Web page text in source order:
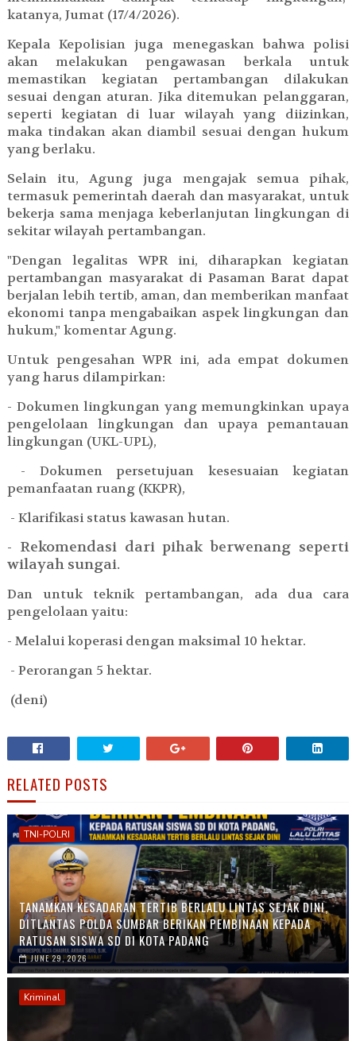
katanya, Jumat (17/4/2026).
Kepala Kepolisian juga menegaskan bahwa polisi
akan melakukan pengawasan berkala untuk
memastikan kegiatan pertambangan dilakukan
sesuai dengan aturan. Jika ditemukan pelanggaran,
seperti kegiatan di luar wilayah yang diizinkan,
maka tindakan akan diambil sesuai dengan hukum
yang berlaku.
Selain itu, Agung juga mengajak semua pihak,
termasuk pemerintah daerah dan masyarakat, untuk
bekerja sama menjaga keberlanjutan lingkungan di
sekitar wilayah pertambangan.
"Dengan legalitas WPR ini, diharapkan kegiatan
pertambangan masyarakat di Pasaman Barat dapat
berjalan lebih tertib, aman, dan memberikan manfaat
ekonomi tanpa mengabaikan aspek lingkungan dan
hukum," komentar Agung.
Untuk pengesahan WPR ini, ada empat dokumen
yang harus dilampirkan:
- Dokumen lingkungan yang memungkinkan upaya
pengelolaan lingkungan dan upaya pemantauan
lingkungan (UKL-UPL),
- Dokumen persetujuan kesesuaian kegiatan
pemanfaatan ruang (KKPR),
- Klarifikasi status kawasan hutan.
- Rekomendasi dari pihak berwenang seperti
wilayah sungai.
Dan untuk teknik pertambangan, ada dua cara
pengelolaan yaitu:
- Melalui koperasi dengan maksimal 10 hektar.
- Perorangan 5 hektar.
(deni)
RELATED POSTS
TNI-POLRI
TANAMKAN KESADARAN TERTIB BERLALU LINTAS SEJAK DINI,
DITLANTAS POLDA SUMBAR BERIKAN PEMBINAAN KEPADA
RATUSAN SISWA SD DI KOTA PADANG
JUNE 29, 2026
Kriminal